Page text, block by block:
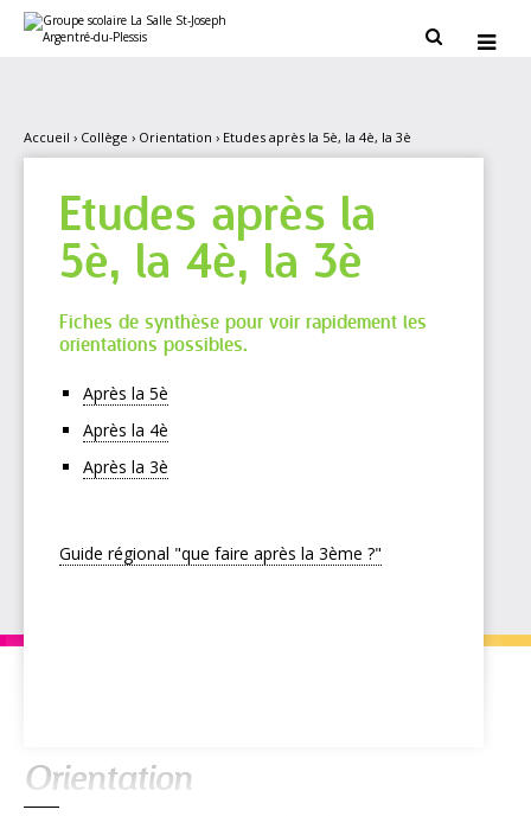
contenu.
personnels
 
Accueil › Collège › Orientation › Etudes après la 5è, la 4è, la 3è
Etudes après la
5è, la 4è, la 3è
Fiches de synthèse pour voir rapidement les
orientations possibles.
Après la 5è
Après la 4è
Après la 3è
Guide régional "que faire après la 3ème ?"
Orientation